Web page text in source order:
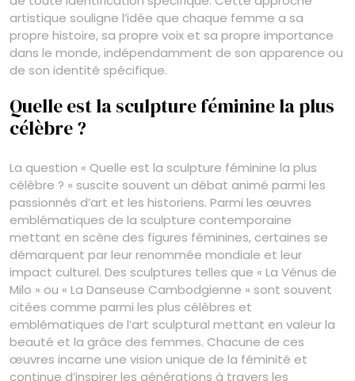
artistique souligne l’idée que chaque femme a sa
propre histoire, sa propre voix et sa propre importance
dans le monde, indépendamment de son apparence ou
de son identité spécifique.
Quelle est la sculpture féminine la plus
célèbre ?
La question « Quelle est la sculpture féminine la plus
célèbre ? » suscite souvent un débat animé parmi les
passionnés d’art et les historiens. Parmi les œuvres
emblématiques de la sculpture contemporaine
mettant en scène des figures féminines, certaines se
démarquent par leur renommée mondiale et leur
impact culturel. Des sculptures telles que « La Vénus de
Milo » ou « La Danseuse Cambodgienne » sont souvent
citées comme parmi les plus célèbres et
emblématiques de l’art sculptural mettant en valeur la
beauté et la grâce des femmes. Chacune de ces
œuvres incarne une vision unique de la féminité et
continue d’inspirer les générations à travers les